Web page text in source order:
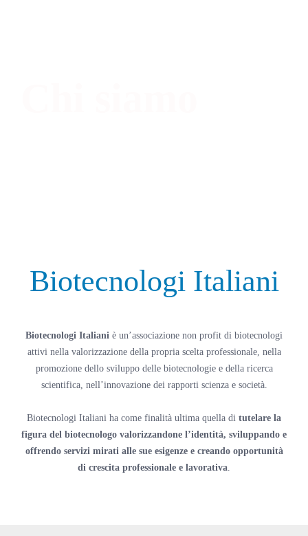
Biotecnologi Italiani
Biotecnologi Italiani è un’associazione non profit di biotecnologi
attivi nella valorizzazione della propria scelta professionale, nella
promozione dello sviluppo delle biotecnologie e della ricerca
scientifica, nell’innovazione dei rapporti scienza e società.
Biotecnologi Italiani ha come finalità ultima quella di tutelare la
figura del biotecnologo valorizzandone l’identità, sviluppando e
offrendo servizi mirati alle sue esigenze e creando opportunità
di crescita professionale e lavorativa